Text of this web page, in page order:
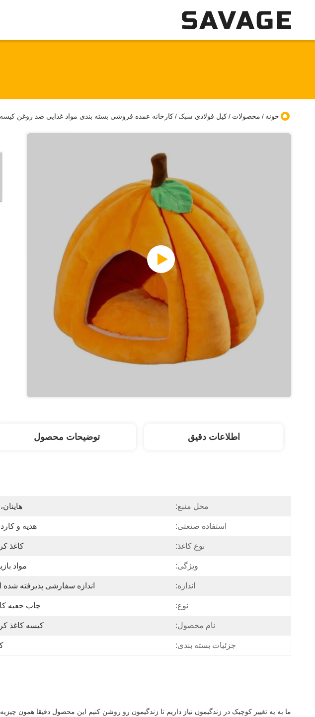
خونه / محصولات /کيل فولادي سبک /کارخانه عمده فروشی بسته بندی مواد غذایی ضد روغن
اطلاعات دقیق توضیحات محصول
محل منبع:
استفاده صنعتی: هدیه و
نوع کاغذ: کاغذ
ویژگی: مواد
اندازه: اندازه سفارشی پذیرفته
نوع: چاپ جعبه
نام محصول: کیسه کاغذ
جزئیات بسته بندی:
ما به يه تغيير کوچيک در زندگيمون نياز داريم تا زندگيمون رو روشن کنيم اين محصول دقیقا همون